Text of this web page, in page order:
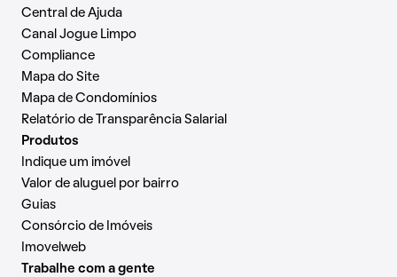
Central de Ajuda
Canal Jogue Limpo
Compliance
Mapa do Site
Mapa de Condomínios
Relatório de Transparência Salarial
Produtos
Indique um imóvel
Valor de aluguel por bairro
Guias
Consórcio de Imóveis
Imovelweb
Trabalhe com a gente